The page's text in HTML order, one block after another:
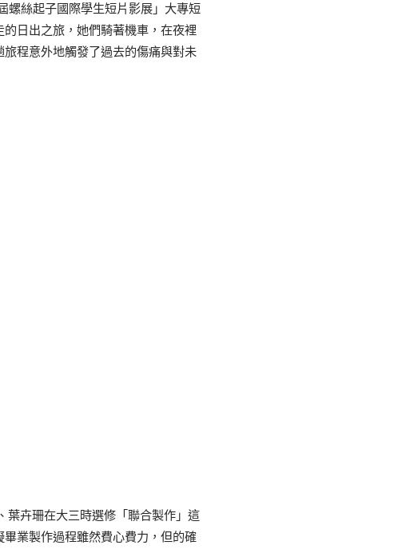
螺絲起子國際學生短片影展」大專短
日出之旅，她們騎著機車，在夜裡
程意外地觸發了過去的傷痛與對未
葉卉珊在大三時選修「聯合製作」這
業製作過程雖然費心費力，但的確